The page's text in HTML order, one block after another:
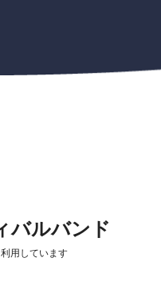
バルバンド
用しています